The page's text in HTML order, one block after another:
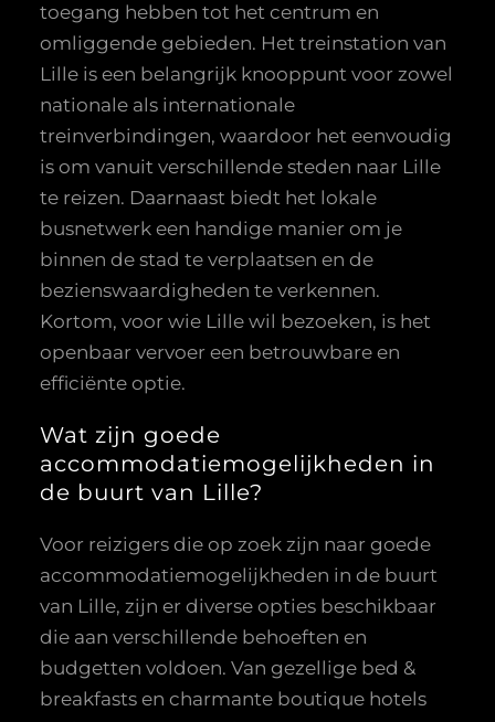
toegang hebben tot het centrum en
omliggende gebieden. Het treinstation van
Lille is een belangrijk knooppunt voor zowel
nationale als internationale
treinverbindingen, waardoor het eenvoudig
is om vanuit verschillende steden naar Lille
te reizen. Daarnaast biedt het lokale
busnetwerk een handige manier om je
binnen de stad te verplaatsen en de
bezienswaardigheden te verkennen.
Kortom, voor wie Lille wil bezoeken, is het
openbaar vervoer een betrouwbare en
efficiënte optie.
Wat zijn goede
accommodatiemogelijkheden in
de buurt van Lille?
Voor reizigers die op zoek zijn naar goede
accommodatiemogelijkheden in de buurt
van Lille, zijn er diverse opties beschikbaar
die aan verschillende behoeften en
budgetten voldoen. Van gezellige bed &
breakfasts en charmante boutique hotels